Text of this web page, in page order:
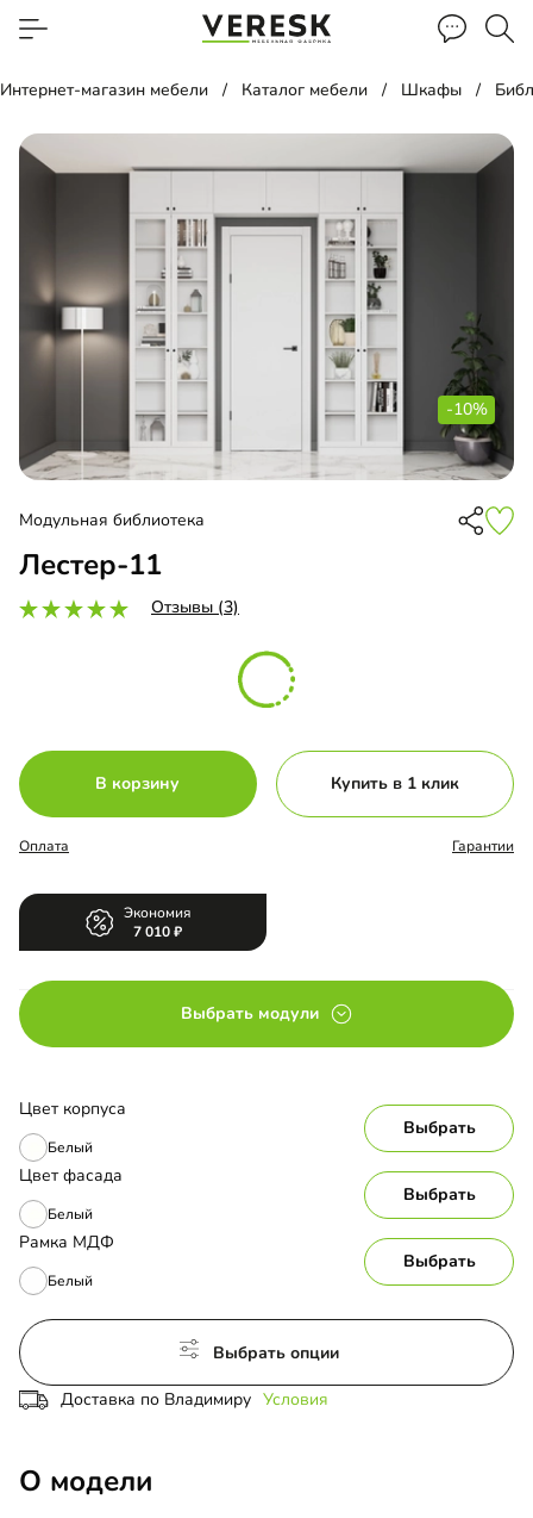
Интернет-магазин мебели Каталог мебели Шкафы
-10%
Модульная библиотека
Лестер-11
Отзывы (3)
В корзину Купить в 1 клик
Оплата Гарантии
Экономия
7 010
Выбрать модули
Цвет корпуса
Белый
Выбрать
Цвет фасада
Белый
Выбрать
Рамка МДФ
Белый
Выбрать
Выбрать опции
Доставка по Владимиру Условия
О модели